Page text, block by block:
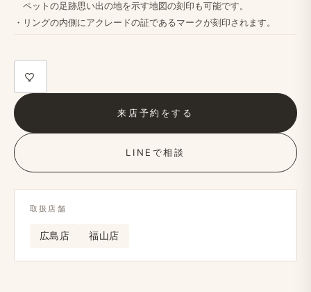
取扱店舗
広島店 福山店
ペットの​​足跡​思い出の​​地を​​示す地図の​​刻印も​​可能です。
・リングの​​内側に​​アクレードの​​証である​​マークが​​刻印されます。​​
来店予約を​する
LINEで​相談